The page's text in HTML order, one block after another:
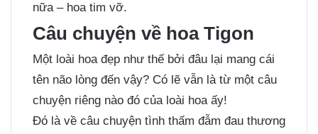
nữa – hoa tim vỡ.
Câu chuyện về hoa Tigon
Một loài hoa đẹp như thế bởi đâu lại mang cái
tên não lòng đến vậy? Có lẽ vẫn là từ một câu
chuyện riêng nào đó của loài hoa ấy!
Đó là về câu chuyện tình thấm đẫm đau thương